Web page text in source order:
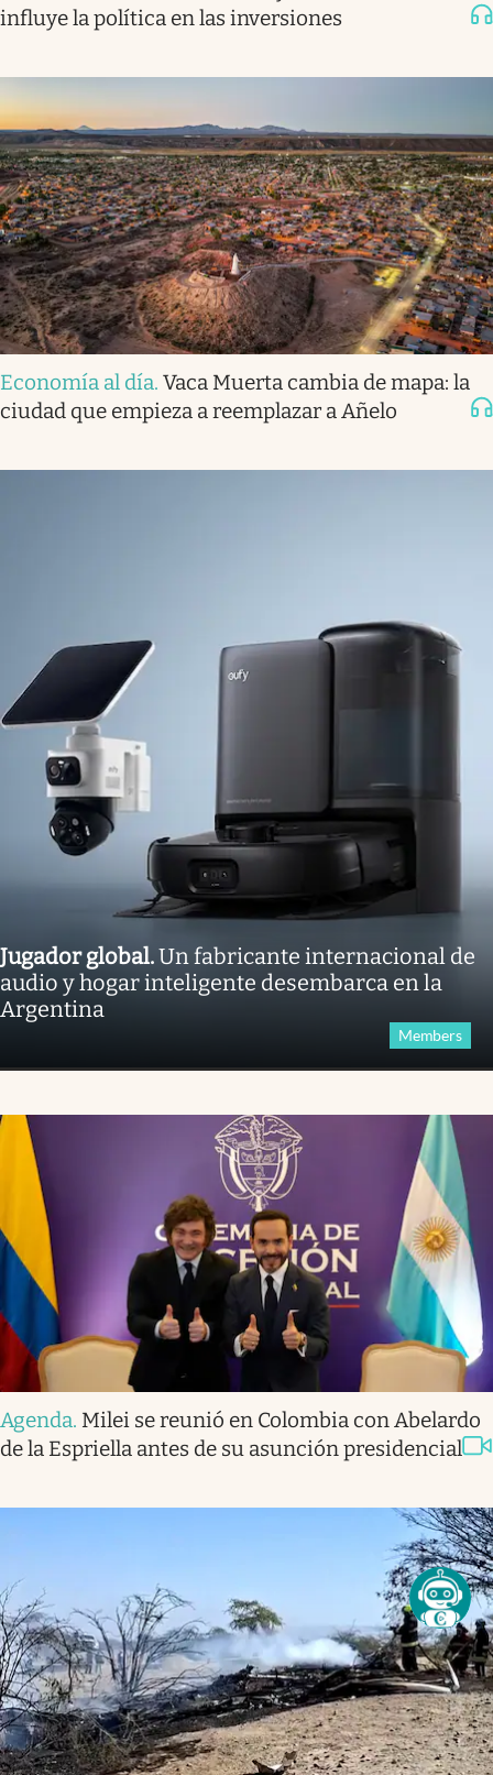
influye la política en las inversiones
Economía al día. Vaca Muerta cambia de mapa: la
ciudad que empieza a reemplazar a Añelo
Jugador global.Un fabricante internacional de
audio y hogar inteligente desembarca en la
Argentina
Members
Agenda. Milei se reunió en Colombia con Abelardo
de la Espriella antes de su asunción presidencial